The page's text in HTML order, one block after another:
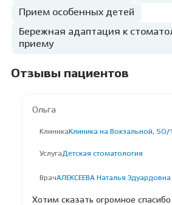
Прием особенных детей
Бережная адаптация к
приему
Отзывы пациентов
Ольга
Клиника Клиника на Вокзальной, 50/
Услуга Детская стоматология
ВрачАЛЕКСЕЕВА Наталья Эдуардовна
Хотим сказать огромное